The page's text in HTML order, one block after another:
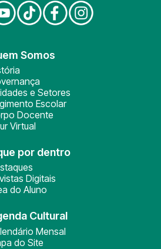
Somos
e Setores
Escolar
Docente
Virtual
por dentro
Digitais
do Aluno
Cultural
Mensal
do Site